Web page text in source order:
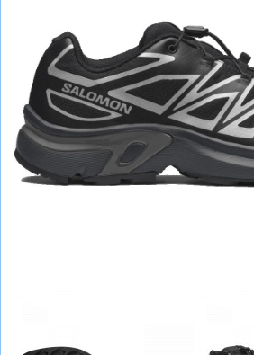
ВЗУТТЯ
СУМКИ
ШОЛОМИ, ЗАХИСТ, ОКУЛЯРИ
БІГ, ФІТНЕС, М'ЯЧІ
ВЕЛОСИПЕДИ